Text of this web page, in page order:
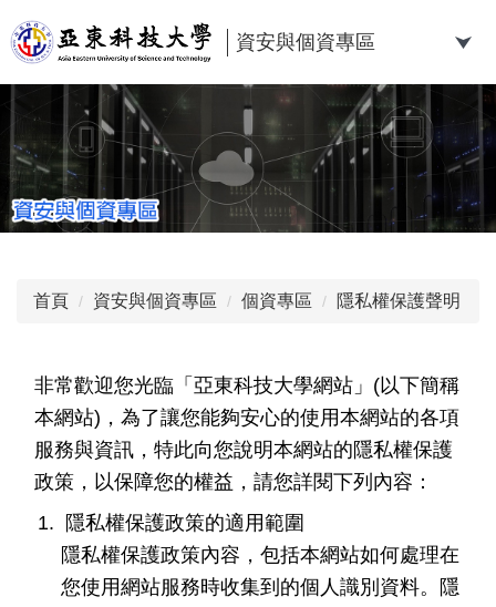
到
主
要
區
資安與個資專區
首頁 資安與個資專區 個資專區 隱私權保護聲明
非常歡迎您光臨「 亞東科技大學網站」 (以下簡稱
本網站) ，為了讓您能夠安心的使用本網站的各項
服務與資訊，特此向您說明本網站的隱私權保護
政策，以保障您的權益，請您詳閱下列內容：
1.
隱私權保護政策的適用範圍
隱私權保護政策內容，包括本網站如何處理在
您使用網站服務時收集到的個人識別資料。隱